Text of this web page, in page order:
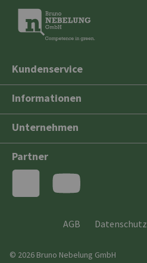
Kundenservice
Informationen
Unternehmen
Partner
AGB Datenschutz
© 2026 Bruno Nebelung GmbH